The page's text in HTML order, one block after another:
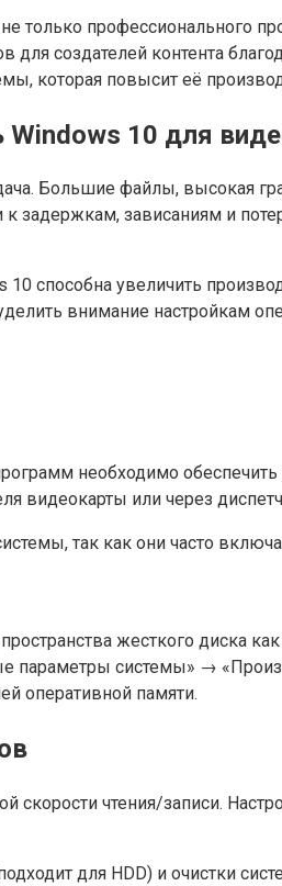
профессионального
для создателей контента
которая повысит её
Windows 10 для
Большие файлы, высокая
зависаниям и
способна увеличить
внимание настройкам
необходимо
видеокарты или через
так как они часто
жесткого
системы» →
оперативной памяти.
чтения/записи.
для HDD) и очистки